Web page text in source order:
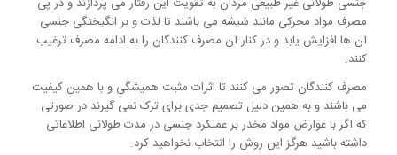
مصرف مواد محرکی مانند شیشه می باشند تا لذت و بر انگیختگی جنسی
آن ها افزایش یابد و در کنار آن مصرف کنندگان را به ادامه مصرف ترغیب
کنند.
مصرف کنندگان تصور می کنند تا اثرات مثبت همیشگی و با همین کیفیت
می باشند و به همین دلیل تصمیم جدی برای ترک نمی گیرند در صورتی
که اگر با عوارض مواد مخدر بر عملکرد جنسی در مدت طولانی اطلاعاتی
داشته باشید هرگز این روش را انتخاب نخواهید کرد.